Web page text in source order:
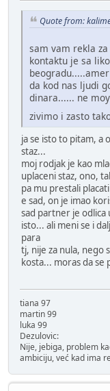
Quote from:
sam vam rekla
kontaktu je sa
da kod nas ljudi
dinara...... ne
zivimo i zasto
ja se isto to pitam, a
staz...
moj rodjak je kao
uplaceni staz, ono,
pa mu prestali placati
e sad, on je imao
sad partner je odlica
isto... ali meni se i
para
tj, nije za nula, nego
kosta... moras da se
tiana 97
martin 99
luka 99
Dezulovic:
Nije, jebiga, problem
ambiciju, već kad ima